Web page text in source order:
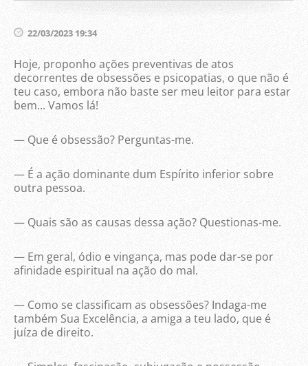
22/03/2023 19:34
Hoje, proponho ações preventivas de atos
decorrentes de obsessões e psicopatias, o que não é
teu caso, embora não baste ser meu leitor para estar
bem... Vamos lá!
— Que é obsessão? Perguntas-me.
— É a ação dominante dum Espírito inferior sobre
outra pessoa.
— Quais são as causas dessa ação? Questionas-me.
— Em geral, ódio e vingança, mas pode dar-se por
afinidade espiritual na ação do mal.
— Como se classificam as obsessões? Indaga-me
também Sua Excelência, a amiga a teu lado, que é
juíza de direito.